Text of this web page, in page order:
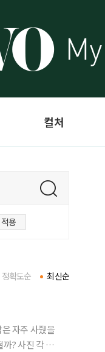
컬처
적용
최신순
정확도순
자주 사줬을
사